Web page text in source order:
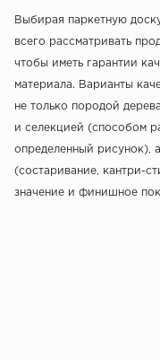
Выбирая паркетную
всего рассматривать
чтобы иметь гарантии
материала. Варианты
не только породой
и селекцией (способом
определенный рисунок),
(состаривание, кантри-
значение и финишное